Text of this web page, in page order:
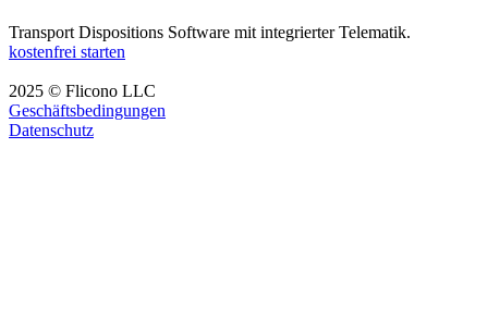
Transport Dispositions Software mit integrierter Telematik.
kostenfrei starten
2025 © Flicono LLC
Geschäftsbedingungen
Datenschutz